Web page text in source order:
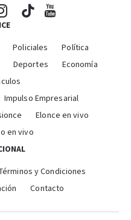
Policiales
Política
Deportes
Economía
Impulso Empresarial
Elonce en vivo
en vivo
y Condiciones
Contacto